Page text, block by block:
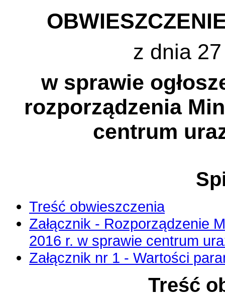
z dnia
w sprawie
rozporządzenia
centrum
Treść obwieszczenia
Załącznik - Rozporządzenie
2016 r. w sprawie centrum
Załącznik nr 1 - Wartości
Treść